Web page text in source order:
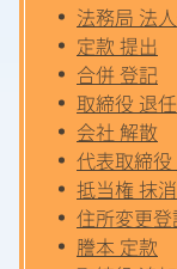
法務局 法
定款 提出
合併 登記
取締役 退
会社 解散
代表取締役
抵当権 抹消
住所変更登
謄本 定款